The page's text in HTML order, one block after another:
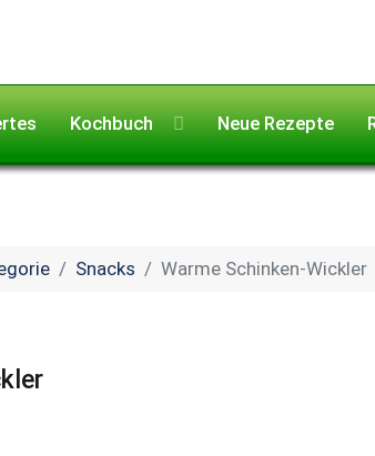
Kochbuch Neue Rezepte
Snacks Warme Schinken-Wickler